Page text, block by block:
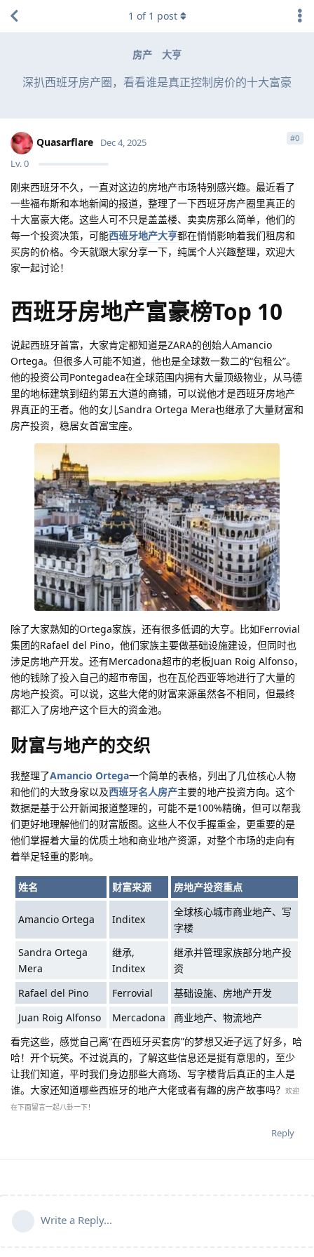
房产 大亨
深扒西班牙房产圈，看看谁是真正控制房价的十大富豪
1 of 1 post
Quasarflare
Lv.0
Dec 4, 2025 #0
刚来西班牙不久，一直对这边的房地产市场特别感兴趣。最近看了
一些福布斯和本地新闻的报道，整理了一下西班牙房产圈里真正的
十大富豪大佬。这些人可不只是盖盖楼、卖卖房那么简单，他们的
每一个投资决策，可能西班牙地产大亨都在悄悄影响着我们租房和
买房的价格。今天就跟大家分享一下，纯属个人兴趣整理，欢迎大
家一起讨论！
西班牙房地产富豪榜Top 10
说起西班牙首富，大家肯定都知道是ZARA的创始人Amancio
Ortega。但很多人可能不知道，他也是全球数一数二的“包租公”。
他的投资公司Pontegadea在全球范围内拥有大量顶级物业，从马德
里的地标建筑到纽约第五大道的商铺，可以说他才是西班牙房地产
界真正的王者。他的女儿Sandra Ortega Mera也继承了大量财富和
房产投资，稳居女首富宝座。
除了大家熟知的Ortega家族，还有很多低调的大亨。比如Ferrovial
集团的Rafael del Pino，他们家族主要做基础设施建设，但同时也
涉足房地产开发。还有Mercadona超市的老板Juan Roig Alfonso，
他的钱除了投入自己的超市帝国，也在瓦伦西亚等地进行了大量的
房地产投资。可以说，这些大佬的财富来源虽然各不相同，但最终
都汇入了房地产这个巨大的资金池。
财富与地产的交织
我整理了Amancio Ortega一个简单的表格，列出了几位核心人物
和他们的大致身家以及西班牙名人房产主要的地产投资方向。这个
数据是基于公开新闻报道整理的，可能不是100%精确，但可以帮我
们更好地理解他们的财富版图。这些人不仅手握重金，更重要的是
他们掌握着大量的优质土地和商业地产资源，对整个市场的走向有
着举足轻重的影响。
姓名 财富来源 房地产投资重点
Amancio Ortega Inditex
全球核心城市商业地产、写
字楼
Sandra Ortega
Mera
继承,
Inditex
继承并管理家族部分地产投
资
Rafael del Pino
Ferrovial
基础设施、房地产开发
Juan Roig Alfonso
Mercadona
商业地产、物流地产
看完这些，感觉自己离“在西班牙买套房”的梦想又近了远了好多，哈
哈！开个玩笑。不过说真的，了解这些信息还是挺有意思的，至少
让我们知道，平时我们身边那些大商场、写字楼背后真正的主人是
谁。大家还知道哪些西班牙的地产大佬或者有趣的房产故事吗？ 欢迎
在下面留言一起八卦一下！
Reply
Write a Reply...